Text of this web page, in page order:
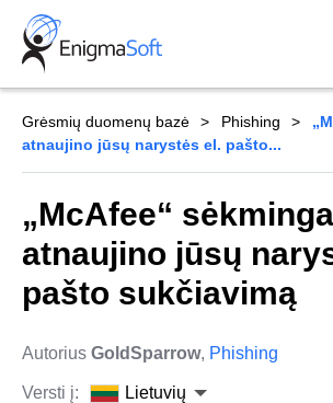
Skip
content
Grėsmių duomenų bazė Phishing
atnaujino jūsų narystės el. pašto...
„McAfee“
atnaujino jūsų
pašto sukčiavimą
Autorius GoldSparrow, Phishing
Versti į: Lietuvių